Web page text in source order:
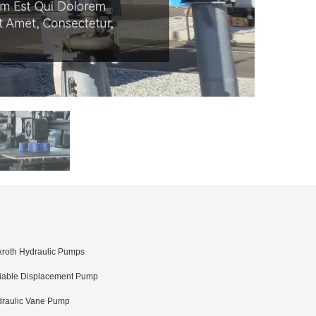
Hydraulic Pumps
Displacement Pump
Vane Pump